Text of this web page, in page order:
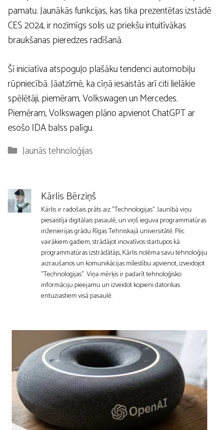
pamatu. Jaunākās funkcijas, kas tika prezentētas izstādē
CES 2024, ir nozīmīgs solis uz priekšu intuitīvākas
braukšanas pieredzes radīšanā.
Šī iniciatīva atspoguļo plašāku tendenci automobiļu
rūpniecībā. Jāatzīmē, ka cīņā iesaistās arī citi lielākie
spēlētāji, piemēram, Volkswagen un Mercedes.
Piemēram, Volkswagen plāno apvienot ChatGPT ar
esošo IDA balss palīgu.
Kategorijas
Jaunās tehnoloģijas
Kārlis Bērziņš
Kārlis ir radošais prāts aiz "Technologijas". Jaunībā viņu
piesaistīja digitālais pasaulē, un viņš ieguva programmatūras
inženierijas grādu Rīgas Tehniskajā universitātē. Pēc
vairākiem gadiem, strādājot inovatīvos startupos kā
programmatūras izstrādātājs, Kārlis nolēma savu tehnoloģiju
aizraušanos un komunikācijas mīlestību apvienot, izveidojot
"Technologijas". Viņa mērķis ir padarīt tehnoloģisko
informāciju pieejamu un izveidot kopieni datorikas
entuziastiem visā pasaulē.